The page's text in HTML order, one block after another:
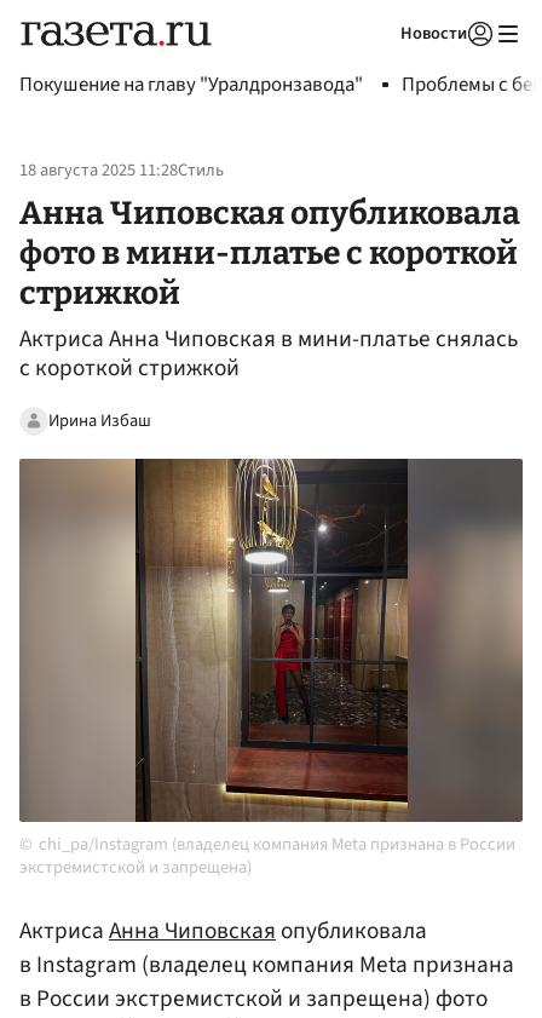
Новости
Покушение на главу "Уралдронзавода" Проблемы с
18 августа 2025 11:28Стиль
Анна Чиповская опубликовала
фото в мини-платье с короткой
стрижкой
Актриса Анна Чиповская в мини-платье снялась
с короткой стрижкой
Ирина Избаш
chi_pa/Instagram (владелец компания Meta признана в России
экстремистской и запрещена)
АктрисаАнна Чиповскаяопубликовала
в Instagram (владелец компания Meta признана
в России экстремистской и запрещена) фото